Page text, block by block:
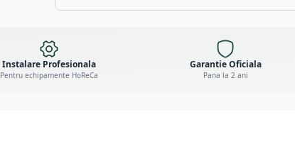
Instalare Profesionala
Pentru echipamente HoReCa
Garantie Oficiala
Pana la 2 ani